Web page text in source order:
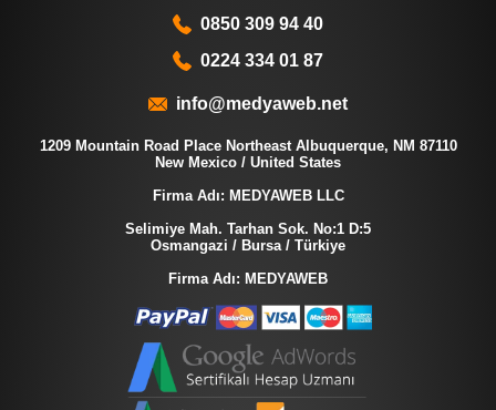
0850 309 94 40
0224 334 01 87
info@medyaweb.net
1209 Mountain Road Place Northeast Albuquerque, NM 87110
New Mexico / United States
Firma Adı: MEDYAWEB LLC
Selimiye Mah. Tarhan Sok. No:1 D:5
Osmangazi / Bursa / Türkiye
Firma Adı: MEDYAWEB